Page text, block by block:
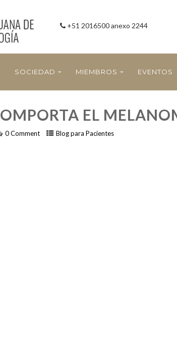
+51 2016500 anexo 2244
SOCIEDAD MIEMBROS EVENTOS
EL
0 Comment Blog para Pacientes